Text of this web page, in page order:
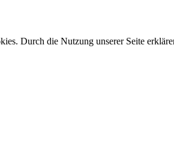
Durch die Nutzung unserer Seite